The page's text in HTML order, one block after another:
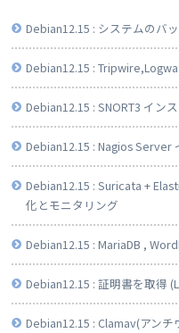
Debian12.15 : システムのバ
Debian12.15 :
Debian12.15 : SNORT3 イン
Debian12.15 : Nagios Server
Debian12.15 : Suricata +
化とモニタリング
Debian12.15 : MariaDB ,
Debian12.15 : 証明書を取得
Debian12.15 : Clamav(アン